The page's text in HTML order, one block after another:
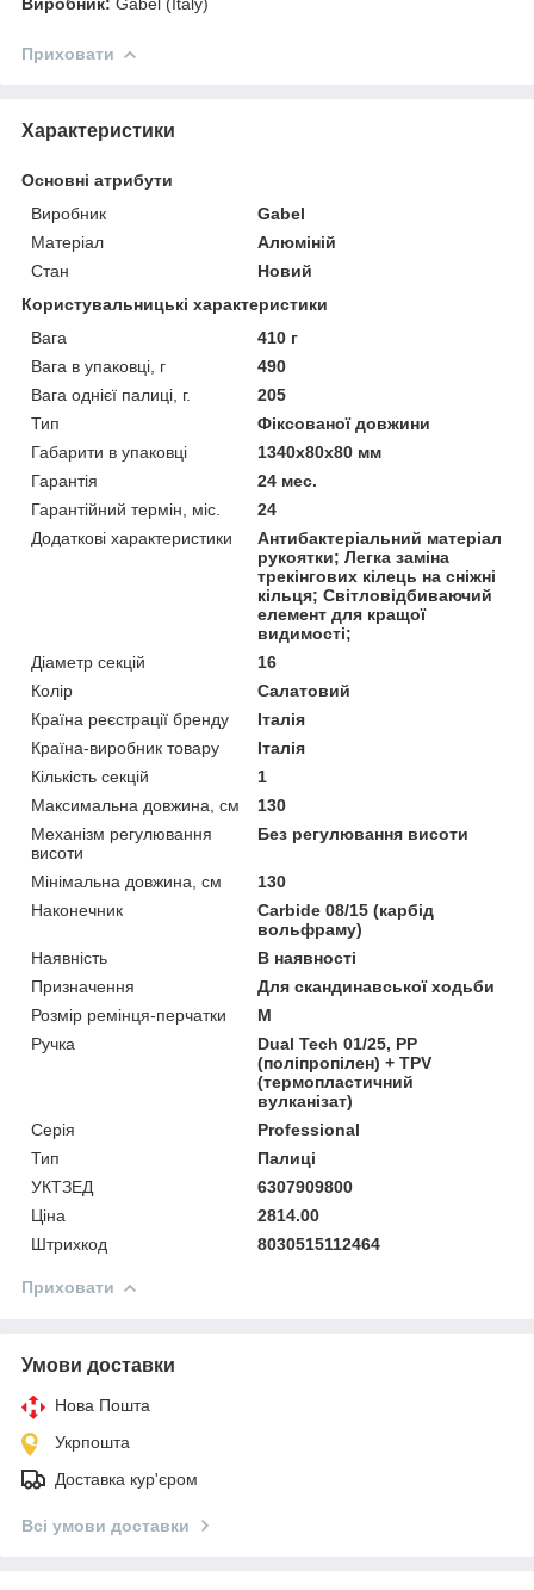
Приховати
Характеристики
Основні атрибути
Виробник
Gabel
Матеріал
Алюміній
Стан
Новий
Користувальницькі характеристики
Вага
410 г
Вага в упаковці, г
490
Вага однієї палиці, г.
205
Тип
Фіксованої довжини
Габарити в упаковці
1340х80х80 мм
Гарантія
24 мес.
Гарантійний термін, міс.
24
Додаткові характеристики
Антибактеріальний матеріал
рукоятки; Легка заміна
трекінгових кілець на сніжні
кільця; Світловідбиваючий
елемент для кращої
видимості;
Діаметр секцій
16
Колір
Салатовий
Країна реєстрації бренду
Італія
Країна-виробник товару
Італія
Кількість секцій
1
Максимальна довжина, см
130
Механізм регулювання
висоти
Без регулювання висоти
Мінімальна довжина, см
130
Наконечник
Carbide 08/15 (карбід
вольфраму)
Наявність
В наявності
Призначення
Для скандинавської ходьби
Розмір ремінця-перчатки
M
Ручка
Dual Tech 01/25, PP
(поліпропілен) + TPV
(термопластичний
вулканізат)
Серія
Professional
Тип
Палиці
УКТЗЕД
6307909800
Ціна
2814.00
Штрихкод
8030515112464
Приховати
Умови доставки
Нова Пошта
Укрпошта
Доставка кур'єром
Всі умови доставки